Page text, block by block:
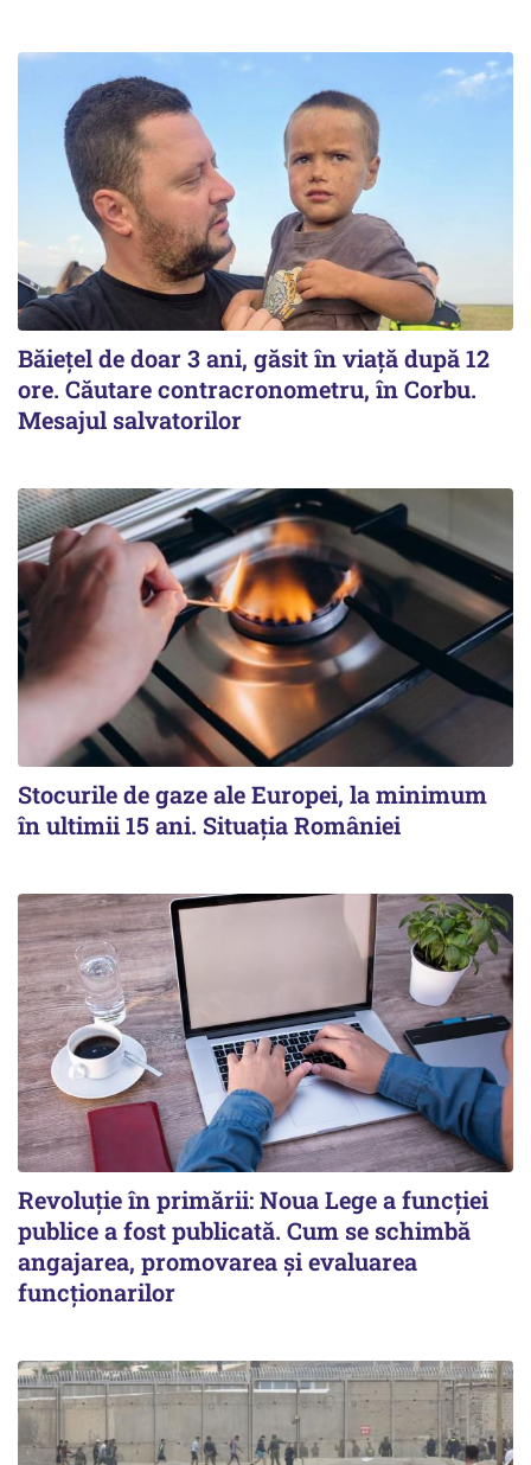
Băiețel de doar 3 ani, găsit în viață după 12
ore. Căutare contracronometru, în Corbu.
Mesajul salvatorilor
Stocurile de gaze ale Europei, la minimum
în ultimii 15 ani. Situația României
Revoluție în primării: Noua Lege a funcției
publice a fost publicată. Cum se schimbă
angajarea, promovarea și evaluarea
funcționarilor